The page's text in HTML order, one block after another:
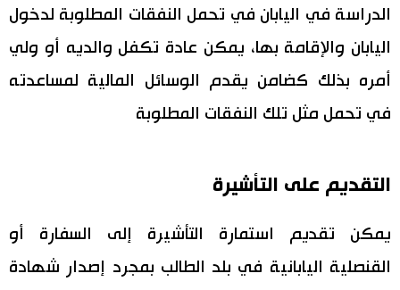
الدراسة في اليابان في تحمل النفقات المطلوبة لدخول
اليابان والإقامة بها، يمكن عادة تكفل والديه أو ولي
أمره بذلك كضامن يقدم الوسائل المالية لمساعدته
في تحمل مثل تلك النفقات المطلوبة
التقديم على التأشيرة
يمكن تقديم استمارة التأشيرة إلى السفارة أو
القنصلية اليابانية في بلد الطالب بمجرد إصدار شهادة